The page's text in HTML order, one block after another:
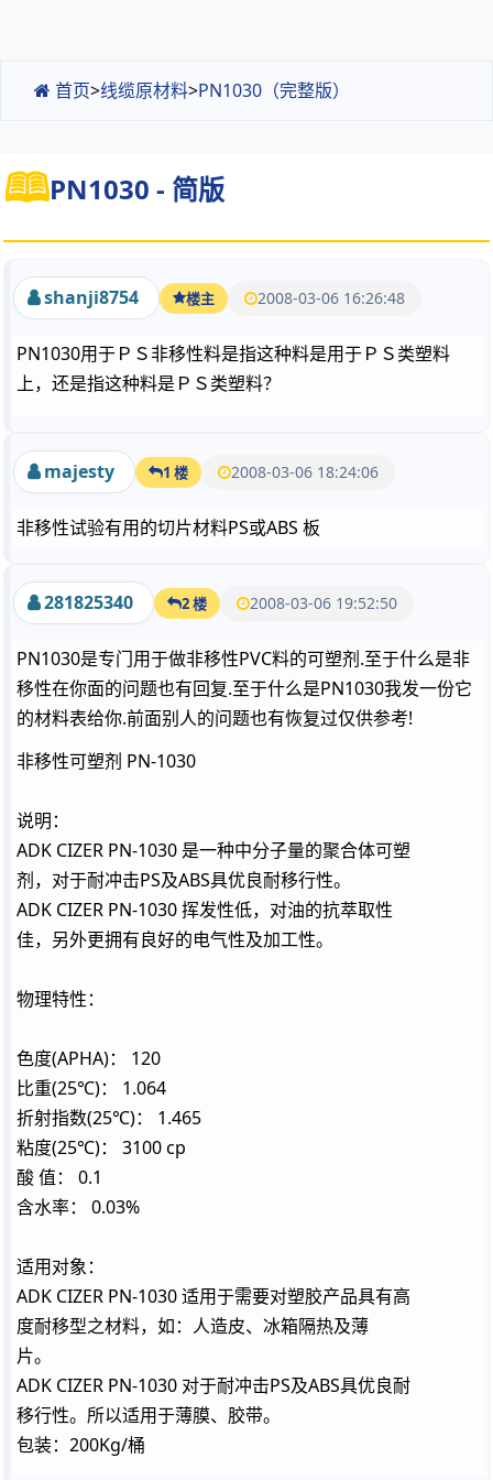
首页>线缆原材料>PN1030（完整版）
PN1030 - 简版
shanji8754 楼主 2008-03-06 16:26:48
PN1030用于ＰＳ非移性料是指这种料是用于ＰＳ类塑料
上，还是指这种料是ＰＳ类塑料？
majesty 1 楼 2008-03-06 18:24:06
非移性试验有用的切片材料PS或ABS 板
281825340 2 楼 2008-03-06 19:52:50
PN1030是专门用于做非移性PVC料的可塑剂.至于什么是非
移性在你面的问题也有回复.至于什么是PN1030我发一份它
的材料表给你.前面别人的问题也有恢复过仅供参考!
非移性可塑剂 PN-1030
说明：
ADK CIZER PN-1030 是一种中分子量的聚合体可塑
剂，对于耐冲击PS及ABS具优良耐移行性。
ADK CIZER PN-1030 挥发性低，对油的抗萃取性
佳，另外更拥有良好的电气性及加工性。
物理特性：
色度(APHA)： 120
比重(25℃)： 1.064
折射指数(25℃)： 1.465
粘度(25℃)： 3100 cp
酸 值： 0.1
含水率： 0.03%
适用对象：
ADK CIZER PN-1030 适用于需要对塑胶产品具有高
度耐移型之材料，如：人造皮、冰箱隔热及薄
片。
ADK CIZER PN-1030 对于耐冲击PS及ABS具优良耐
移行性。所以适用于薄膜、胶带。
包装：200Kg/桶